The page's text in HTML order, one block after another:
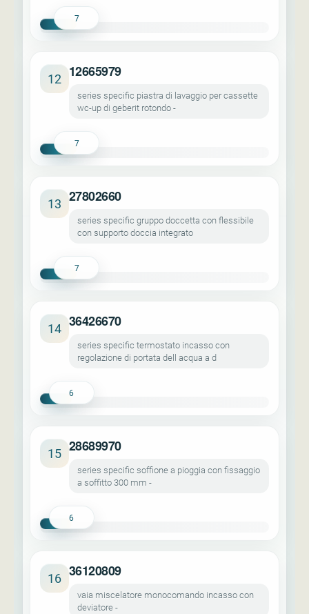
7
12 12665979
series specific piastra di lavaggio per cassette
wc-up di geberit rotondo -
7
13 27802660
series specific gruppo doccetta con flessibile
con supporto doccia integrato
7
14 36426670
series specific termostato incasso con
regolazione di portata dell acqua a d
6
15 28689970
series specific soffione a pioggia con fissaggio
a soffitto 300 mm -
6
16 36120809
vaia miscelatore monocomando incasso con
deviatore -